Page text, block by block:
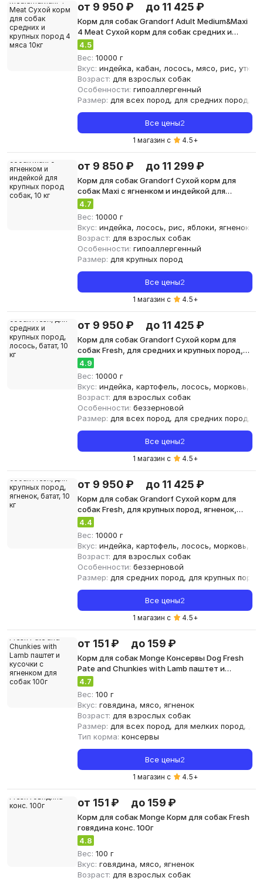
от 9 950 ₽ до 11 425 ₽
Корм для собак Grandorf Adult Medium&Maxi
4 Meat Сухой корм для собак средних и
крупных пород 4 мяса 10кг
4.5
Вес: 10000 г
Вкус: индейка, кабан, лосось, мясо, рис, утка,
Возраст: для взрослых собак
Особенности: гипоаллергенный
Размер: для всех пород, для средних пород,
Все цены2
1 магазин с 4.5+
от 9 850 ₽ до 11 299 ₽
Корм для собак Grandorf Сухой корм для
собак Maxi с ягненком и индейкой для
крупных пород собак, 10 кг
4.7
Вес: 10000 г
Вкус: индейка, лосось, рис, яблоки, ягненок
Возраст: для взрослых собак
Особенности: гипоаллергенный
Размер: для крупных пород
Все цены2
1 магазин с 4.5+
от 9 950 ₽ до 11 425 ₽
Корм для собак Grandorf Сухой корм для
собак Fresh, для средних и крупных пород,
лосось, батат, 10 кг
4.9
Вес: 10000 г
Вкус: индейка, картофель, лосось, морковь,
Возраст: для взрослых собак
Особенности: беззерновой
Размер: для всех пород, для средних пород,
Все цены2
1 магазин с 4.5+
от 9 950 ₽ до 11 425 ₽
Корм для собак Grandorf Сухой корм для
собак Fresh, для крупных пород, ягненок,
батат, 10 кг
4.4
Вес: 10000 г
Вкус: индейка, картофель, лосось, морковь,
Возраст: для взрослых собак
Особенности: беззерновой
Размер: для средних пород, для крупных пород
Все цены2
1 магазин с 4.5+
от 151 ₽ до 159 ₽
Корм для собак Monge Консервы Dog Fresh
Pate and Chunkies with Lamb паштет и
кусочки с ягненком для собак 100г
4.7
Вес: 100 г
Вкус: говядина, мясо, ягненок
Возраст: для взрослых собак
Размер: для всех пород, для мелких пород,
Тип корма: консервы
Все цены2
1 магазин с 4.5+
от 151 ₽ до 159 ₽
Корм для собак Monge Корм для собак Fresh
говядина конс. 100г
4.8
Вес: 100 г
Вкус: говядина, мясо, ягненок
Возраст: для взрослых собак